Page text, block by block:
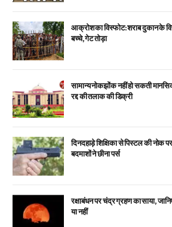
आक्रोश का विस्फोट: शराब दुकान के
बच्चे, गेट तोड़ा
सामान्य नोकझोंक नहीं हो सकती
रद्द की तलाक की डिक्री
दिनदहाड़े शिक्षिका से पिस्टल की नोक
बदमाशों ने छीना पर्स
रक्षाबंधन पर चंद्र ग्रहण का साया,
या नहीं